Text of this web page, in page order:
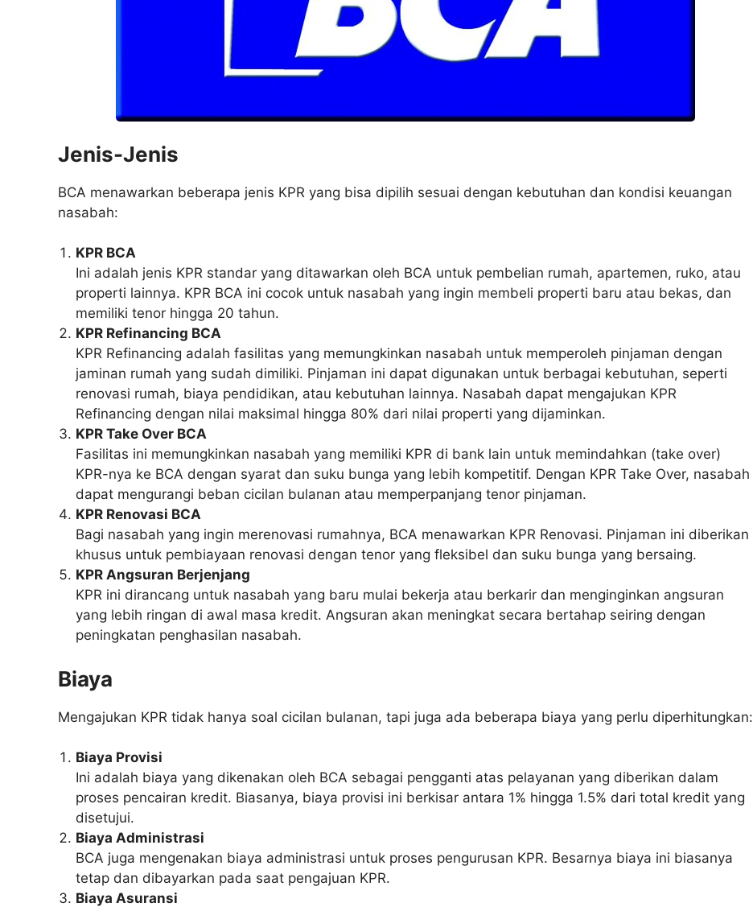
Jenis-Jenis
BCA menawarkan beberapa jenis KPR yang bisa dipilih sesuai dengan kebutuhan dan kondisi keuangan
nasabah:
KPR BCA
Ini adalah jenis KPR standar yang ditawarkan oleh BCA untuk pembelian rumah, apartemen, ruko, atau
properti lainnya. KPR BCA ini cocok untuk nasabah yang ingin membeli properti baru atau bekas, dan
memiliki tenor hingga 20 tahun.
KPR Refinancing BCA
KPR Refinancing adalah fasilitas yang memungkinkan nasabah untuk memperoleh pinjaman dengan
jaminan rumah yang sudah dimiliki. Pinjaman ini dapat digunakan untuk berbagai kebutuhan, seperti
renovasi rumah, biaya pendidikan, atau kebutuhan lainnya. Nasabah dapat mengajukan KPR
Refinancing dengan nilai maksimal hingga 80% dari nilai properti yang dijaminkan.
KPR Take Over BCA
Fasilitas ini memungkinkan nasabah yang memiliki KPR di bank lain untuk memindahkan (take over)
KPR-nya ke BCA dengan syarat dan suku bunga yang lebih kompetitif. Dengan KPR Take Over, nasabah
dapat mengurangi beban cicilan bulanan atau memperpanjang tenor pinjaman.
KPR Renovasi BCA
Bagi nasabah yang ingin merenovasi rumahnya, BCA menawarkan KPR Renovasi. Pinjaman ini diberikan
khusus untuk pembiayaan renovasi dengan tenor yang fleksibel dan suku bunga yang bersaing.
KPR Angsuran Berjenjang
KPR ini dirancang untuk nasabah yang baru mulai bekerja atau berkarir dan menginginkan angsuran
yang lebih ringan di awal masa kredit. Angsuran akan meningkat secara bertahap seiring dengan
peningkatan penghasilan nasabah.
Biaya
Mengajukan KPR tidak hanya soal cicilan bulanan, tapi juga ada beberapa biaya yang perlu diperhitungkan:
Biaya Provisi
Ini adalah biaya yang dikenakan oleh BCA sebagai pengganti atas pelayanan yang diberikan dalam
proses pencairan kredit. Biasanya, biaya provisi ini berkisar antara 1% hingga 1.5% dari total kredit yang
disetujui.
Biaya Administrasi
BCA juga mengenakan biaya administrasi untuk proses pengurusan KPR. Besarnya biaya ini biasanya
tetap dan dibayarkan pada saat pengajuan KPR.
Biaya Asuransi